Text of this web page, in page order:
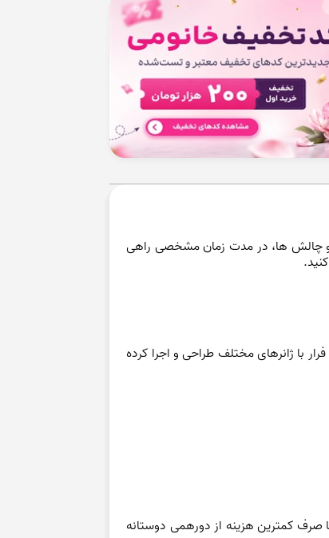
و چالش ها، در مدت زمان مشخصی راهی
شناخته شده در زمینه بازی اتاق فرار در ایران است. این برند با سابقه چندین ساله، تا کنون بیش از 20 اتاق فرار با ژانرهای مختلف طراحی و اجرا کرده
با صرف کمترین هزینه از دورهمی دوستانه